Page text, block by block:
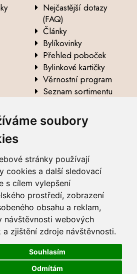
soubory
stránky používají
cookies a další sledovací
s cílem vylepšení
prostředí, zobrazení
obsahu a reklam,
návštěvnosti webových
a zjištění zdroje návštěvnosti.
Souhlasím
Odmítám
Nejčastější dotazy
(FAQ)
Články
Bylíkovinky
Přehled poboček
Bylinkové kartičky
Věrnostní program
Seznam sortimentu
údajů
cookies|Zásady zpracování